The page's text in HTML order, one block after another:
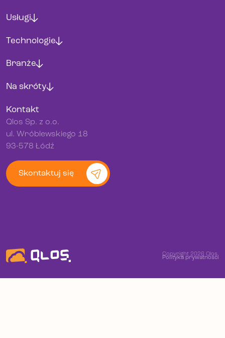
Usługi
Technologie
Branże
Na skróty
Kontakt
Qlos Sp. z o.o.
ul. Wróblewskiego 18
93-578 Łódź
Skontaktuj się
Copyright 2026 Qlos.
Polityka prywatności